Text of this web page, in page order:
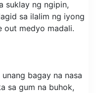
suklay ng ngipin,
sa ilalim ng iyong
out medyo madali.
bagay na nasa
sa gum na buhok,